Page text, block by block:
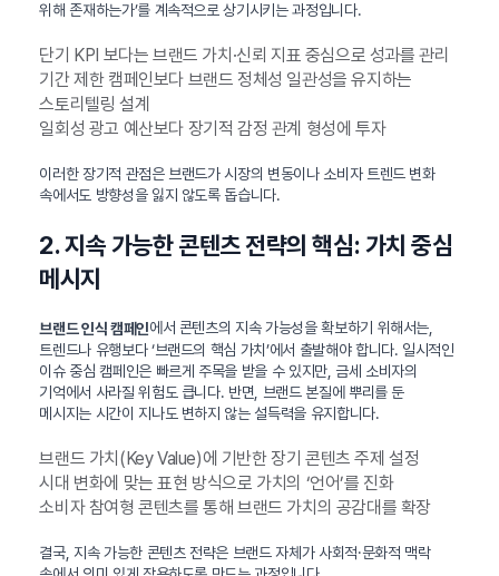
위해 존재하는가’를 계속적으로 상기시키는 과정입니다.
단기 KPI 보다는 브랜드 가치·신뢰 지표 중심으로 성과를 관리
기간 제한 캠페인보다 브랜드 정체성 일관성을 유지하는
스토리텔링 설계
일회성 광고 예산보다 장기적 감정 관계 형성에 투자
이러한 장기적 관점은 브랜드가 시장의 변동이나 소비자 트렌드 변화
속에서도 방향성을 잃지 않도록 돕습니다.
2. 지속 가능한 콘텐츠 전략의 핵심: 가치 중심
메시지
브랜드 인식 캠페인에서 콘텐츠의 지속 가능성을 확보하기 위해서는,
트렌드나 유행보다 ‘브랜드의 핵심 가치’에서 출발해야 합니다. 일시적인
이슈 중심 캠페인은 빠르게 주목을 받을 수 있지만, 금세 소비자의
기억에서 사라질 위험도 큽니다. 반면, 브랜드 본질에 뿌리를 둔
메시지는 시간이 지나도 변하지 않는 설득력을 유지합니다.
브랜드 가치(Key Value)에 기반한 장기 콘텐츠 주제 설정
시대 변화에 맞는 표현 방식으로 가치의 ‘언어’를 진화
소비자 참여형 콘텐츠를 통해 브랜드 가치의 공감대를 확장
결국, 지속 가능한 콘텐츠 전략은 브랜드 자체가 사회적·문화적 맥락